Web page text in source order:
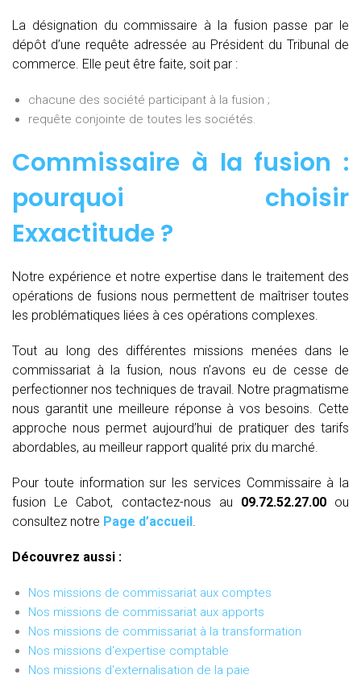
La désignation du commissaire à la fusion passe par le
dépôt d’une requête adressée au Président du Tribunal de
commerce. Elle peut être faite, soit par :
chacune des société participant à la fusion ;
requête conjointe de toutes les sociétés.
Commissaire à la fusion :
pourquoi choisir
Exxactitude ?
Notre expérience et notre expertise dans le traitement des
opérations de fusions nous permettent de maîtriser toutes
les problématiques liées à ces opérations complexes.
Tout au long des différentes missions menées dans le
commissariat à la fusion, nous n’avons eu de cesse de
perfectionner nos techniques de travail. Notre pragmatisme
nous garantit une meilleure réponse à vos besoins. Cette
approche nous permet aujourd’hui de pratiquer des tarifs
abordables, au meilleur rapport qualité prix du marché.
Pour toute information sur les services Commissaire à la
fusion Le Cabot, contactez-nous au 09.72.52.27.00ou
consultez notre Page d’accueil
Découvrez aussi :
Nos missions de commissariat aux comptes
Nos missions de commissariat aux apports
Nos missions de commissariat à la transformation
Nos missions d'expertise comptable
Nos missions d'externalisation de la paie